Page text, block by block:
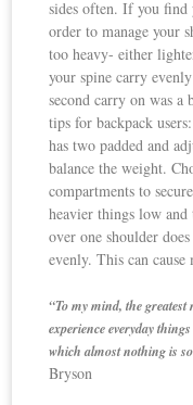
sides often. If you find
order to manage your
too heavy- either
your spine carry
second carry on was a
tips for backpack
has two padded and
balance the weight.
compartments to
heavier things low
over one shoulder
evenly. This can cause
“To my mind, the
experience everyday
which almost nothing is
Bryson